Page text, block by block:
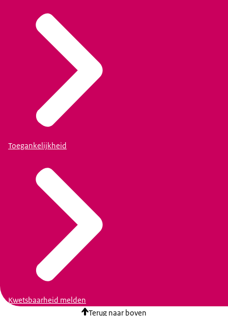
Toegankelijkheid
Kwetsbaarheid melden
Terug naar boven